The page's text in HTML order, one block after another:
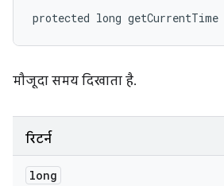
protected long
मौजूदा समय दिखाता है.
रिटर्न
long